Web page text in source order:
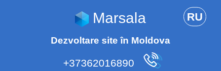
Marsala
Dezvoltare site în Moldova
+37362016890
RU